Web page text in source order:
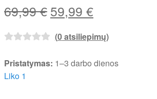
69,99€ Original
was:
69,99 €.
59,99 €Current
is:
59,99 €.
(0atsiliepimų)
Pristatymas: 1–3 darbo dienos
Liko 1